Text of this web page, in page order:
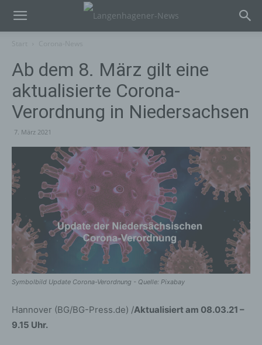
Ab dem 8. März gilt eine
aktualisierte Corona-
Verordnung in Niedersachsen
7. März 2021
Symbolbild Update Corona-Verordnung - Quelle: Pixabay
Hannover (BG/BG-Press.de) /Aktualisiert am 08.03.21 –
9.15 Uhr.